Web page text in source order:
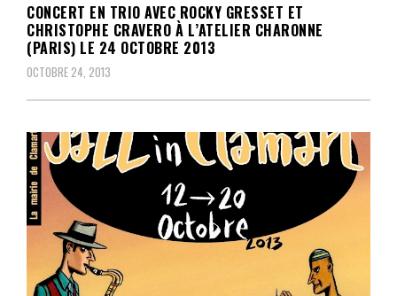
CONCERT EN TRIO AVEC ROCKY GRESSET ET
CHRISTOPHE CRAVERO À L’ATELIER CHARONNE
(PARIS) LE 24 OCTOBRE 2013
OCTOBRE 24, 2013